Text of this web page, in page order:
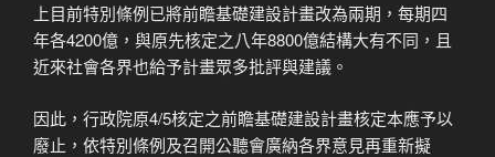
上目前特別條例已將前瞻基礎建設計畫改為兩期，每期四
年各4200億，與原先核定之八年8800億結構大有不同，且
近來社會各界也給予計畫眾多批評與建議。
因此，行政院原4/5核定之前瞻基礎建設計畫核定本應予以
廢止，依特別條例及召開公聽會廣納各界意見再重新擬